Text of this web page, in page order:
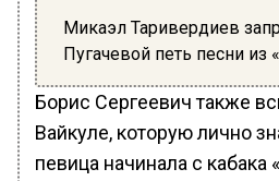
Микаэл Таривердиев
Пугачевой петь песни из
Борис Сергеевич также
Вайкуле, которую лично
певица начинала с кабака